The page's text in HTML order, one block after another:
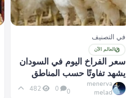
في التصنيف
العالم الآن
سعر الفراخ اليوم في السودان
يشهد تفاوتًا حسب المناطق
menerva
melad
482 0